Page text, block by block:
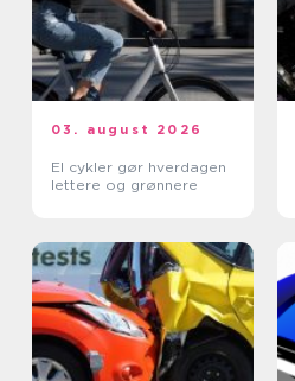
03. august 2026
El cykler gør hverdagen
lettere og grønnere